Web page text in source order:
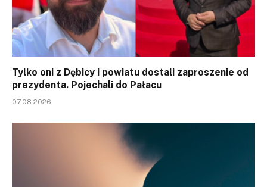
Tylko oni z Dębicy i powiatu dostali zaproszenie od
prezydenta. Pojechali do Pałacu
07.08.2026